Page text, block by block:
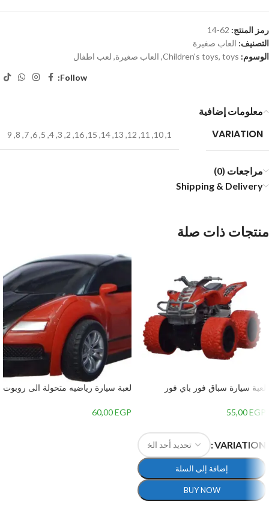
رمز المنتج: 62-14
التصنيف: العاب صغيرة
الوسوم:
Children's toys, toys
, العاب صغيرة, لعب اطفال
Follow:
معلومات إضافية
VARIATION
1
,
10
,
11
,
12
,
13
,
14
,
15
,
16
,
2
,
3
,
4
,
5
,
6
,
7
,
8
,
9
مراجعات (0)
Shipping & Delivery
منتجات ذات صلة
لعبة سيارة سباق فور باي فور
55,00EGP
VARIATION
إضافة إلى السلة
BUY NOW
لعبة سيارة رياضيه متحولة الى روبوت
60,00EGP